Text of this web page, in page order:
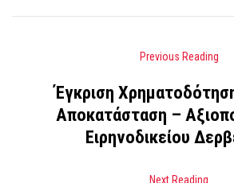
Previous Reading
Έγκριση
Αποκατάσταση –
Ειρηνοδικείου
Next Reading